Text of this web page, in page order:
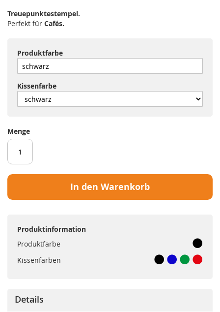
Treuepunktestempel.
Perfekt für Cafés.
Produktfarbe
Kissenfarbe
Menge
In den Warenkorb
Produktinformation
Produktfarbe
Kissenfarben
Details